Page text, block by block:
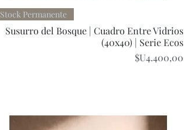
Quick View
Stock Permanente
Susurro del Bosque | Cuadro Entre Vidrios
(40x40) | Serie Ecos
Price
$U4.400,00